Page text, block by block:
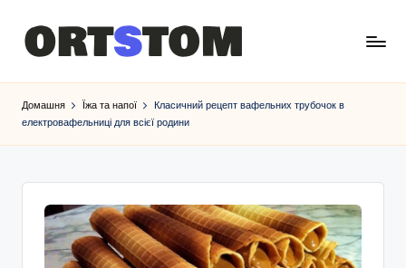
Домашня Їжа та напої
Класичний рецепт вафельних трубочок в
електровафельниці для всієї родини